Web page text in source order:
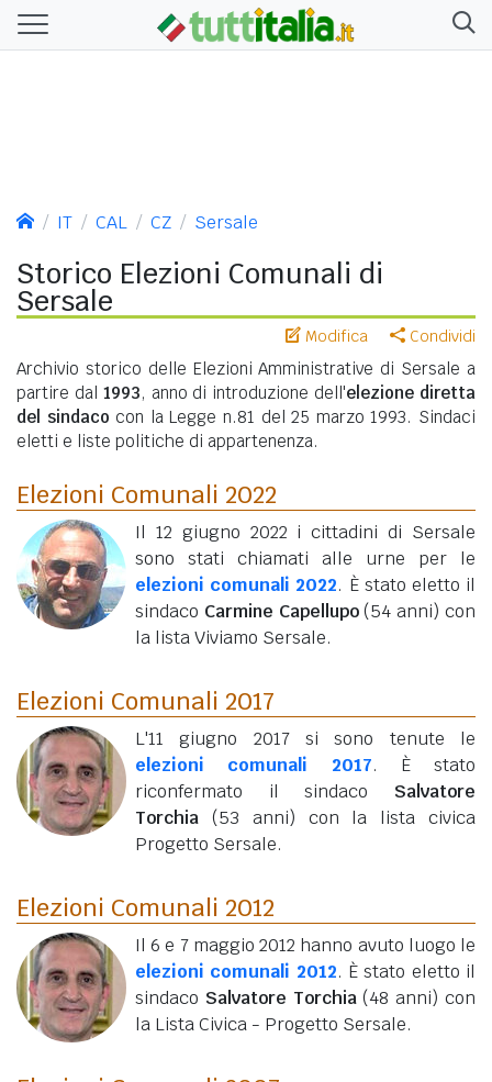
IT CAL CZ Sersale
Storico Elezioni Comunali di
Sersale
Modifica Condividi
Archivio storico delle Elezioni Amministrative di Sersale a
partire dal 1993, anno di introduzione dell'elezione diretta
del sindaco con la Legge n.81 del 25 marzo 1993. Sindaci
eletti e liste politiche di appartenenza.
Elezioni Comunali 2022
Il 12 giugno 2022 i cittadini di Sersale
sono stati chiamati alle urne per le
elezioni comunali 2022. È stato eletto il
sindaco Carmine Capellupo (54 anni) con
la lista Viviamo Sersale.
Elezioni Comunali 2017
L'11 giugno 2017 si sono tenute le
elezioni comunali 2017. È stato
riconfermato il sindaco Salvatore
Torchia (53 anni) con la lista civica
Progetto Sersale.
Elezioni Comunali 2012
Il 6 e 7 maggio 2012 hanno avuto luogo le
elezioni comunali 2012. È stato eletto il
sindaco Salvatore Torchia (48 anni) con
la Lista Civica - Progetto Sersale.